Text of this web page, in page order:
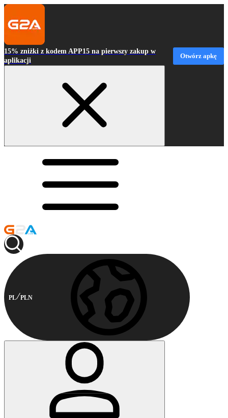
15% zniżki z kodem APP15 na pierwszy zakup w
aplikacji
Otwórz apkę
PL PLN